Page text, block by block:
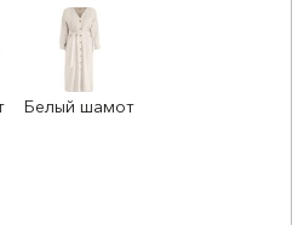
Белый шамот